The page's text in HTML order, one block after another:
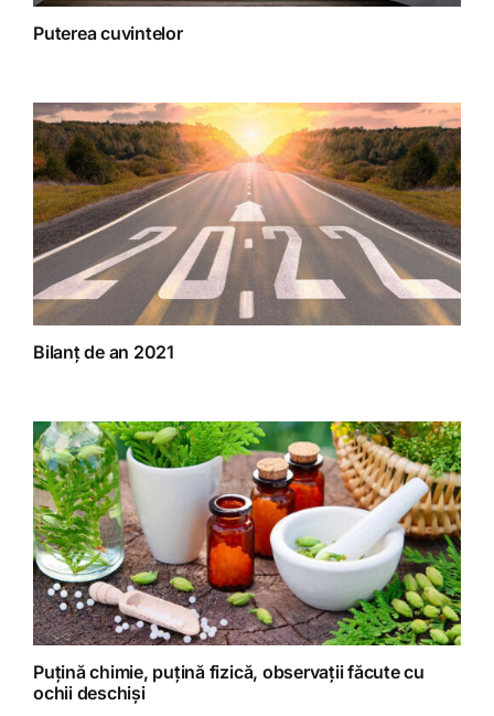
Puterea cuvintelor
Bilanț de an 2021
Puțină chimie, puțină fizică, observații făcute cu
ochii deschiși